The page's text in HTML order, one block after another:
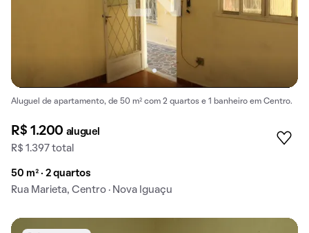
Aluguel de apartamento, de 50 m² com 2 quartos e 1 banheiro em Centro.
R$ 1.200 aluguel
R$ 1.397 total
50 m² · 2 quartos
Rua Marieta, Centro · Nova Iguaçu